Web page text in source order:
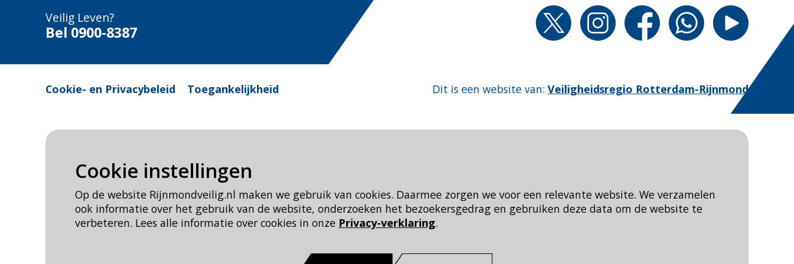
Cookie instellingen
Op de website Rijnmondveilig.nl maken we gebruik van cookies. Daarmee zorgen we voor een relevante website. We verzamelen
ook informatie over het gebruik van de website, onderzoeken het bezoekersgedrag en gebruiken deze data om de website te
verbeteren. Lees alle informatie over cookies in onze Privacy-verklaring.
Veilig Leven?
Bel 0900-8387
Cookie- en Privacybeleid Toegankelijkheid Dit is een website van: Veiligheidsregio Rotterdam-Rijnmond